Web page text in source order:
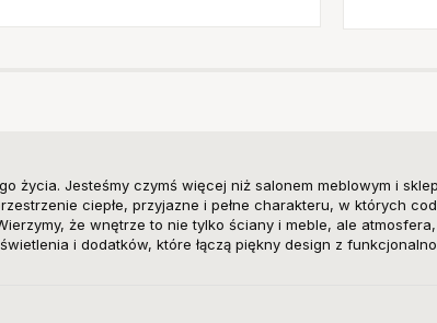
życia. Jesteśmy czymś więcej niż salonem meblowym i
ciepłe, przyjazne i pełne charakteru, w których
że wnętrze to nie tylko ściany i meble, ale
i dodatków, które łączą piękny design z